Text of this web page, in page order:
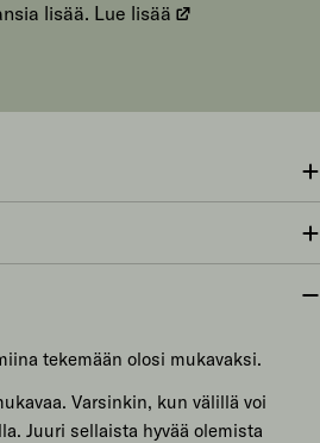
lisää. Lue lisää
tekemään olosi mukavaksi.
Varsinkin, kun välillä voi
Juuri sellaista hyvää olemista